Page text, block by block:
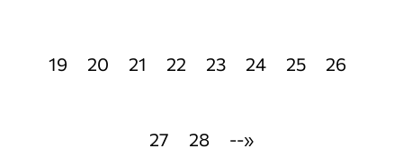
19 20 21 22 23 24 25 26
27 28 --»